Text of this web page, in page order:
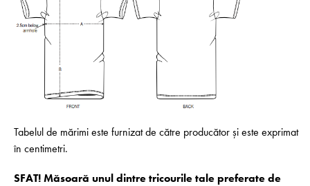
Tabelul de mărimi este furnizat de către producător și este exprimat
în centimetri.
SFAT! Măsoară unul dintre tricourile tale preferate de